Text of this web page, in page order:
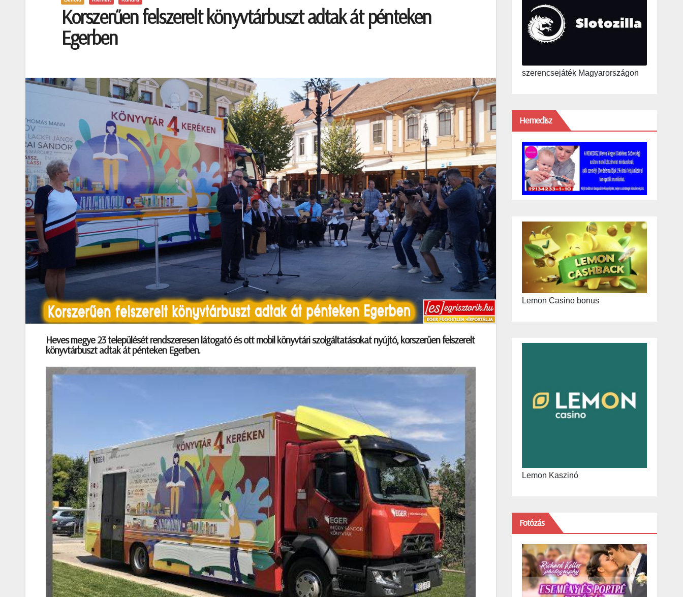
Korszerűen felszerelt könyvtárbuszt adtak át pénteken
Egerben
Heves megye 23 települését rendszeresen látogató és ott mobil könyvtári szolgáltatásokat nyújtó, korszerűen felszerelt
könyvtárbuszt adtak át pénteken Egerben.
szerencsejáték Magyarországon
Hemedisz
Lemon Casino bonus
Lemon Kaszinó
Fotózás